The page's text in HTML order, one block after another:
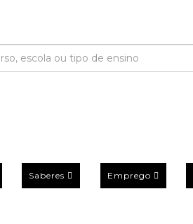
Saberes Emprego